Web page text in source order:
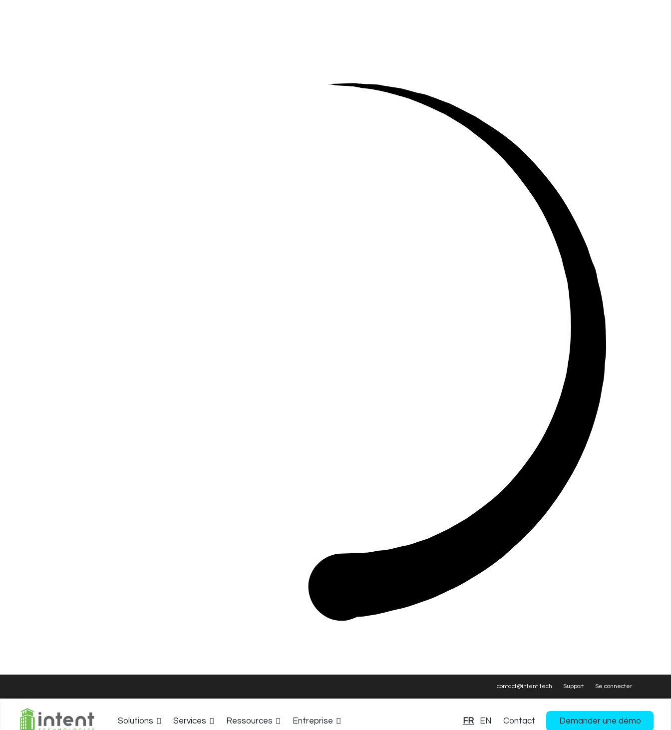
contact@intent.tech Support Se connecter
Solutions Services Ressources Entreprise FR EN Contact Demander une démo